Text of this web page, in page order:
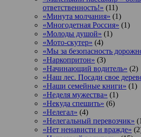
ответственность!» (11)
«Минута молчания» (1)
«Многодетная Россия» (1)
«Молоды душой» (1)
«Мото-скутер» (4)
«Мы за безопасность
«Наркопритон» (3)
«Начинающий водитель» (2)
«Наш лес. Посади свое
«Наши семейные книги» (1)
«Неделя мужества» (1)
«Некуда спешить» (6)
«Нелегал» (4)
«Нелегальный перевозчик»
«Нет ненависти и вражде»